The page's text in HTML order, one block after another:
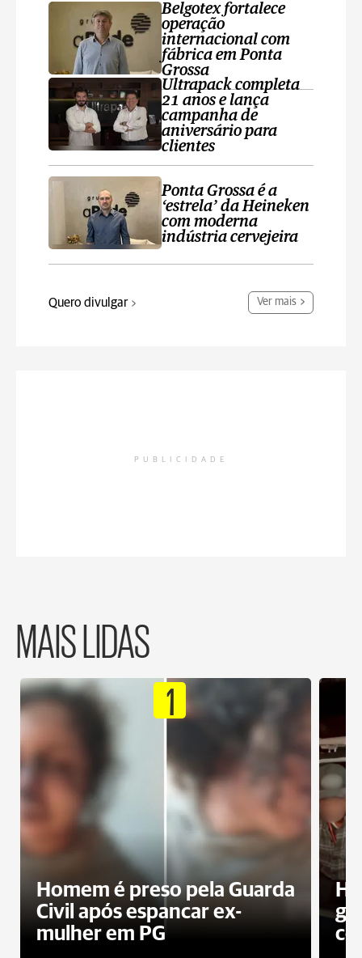
Belgotex fortalece
operação
internacional com
fábrica em Ponta
Grossa
Ultrapack completa
21 anos e lança
campanha de
aniversário para
clientes
Ponta Grossa é a
‘estrela’ da Heineken
com moderna
indústria cervejeira
Quero divulgar Ver mais
PUBLICIDADE
MAIS LIDAS
1
Homem é preso pela Guarda
Civil após espancar ex-
mulher em PG